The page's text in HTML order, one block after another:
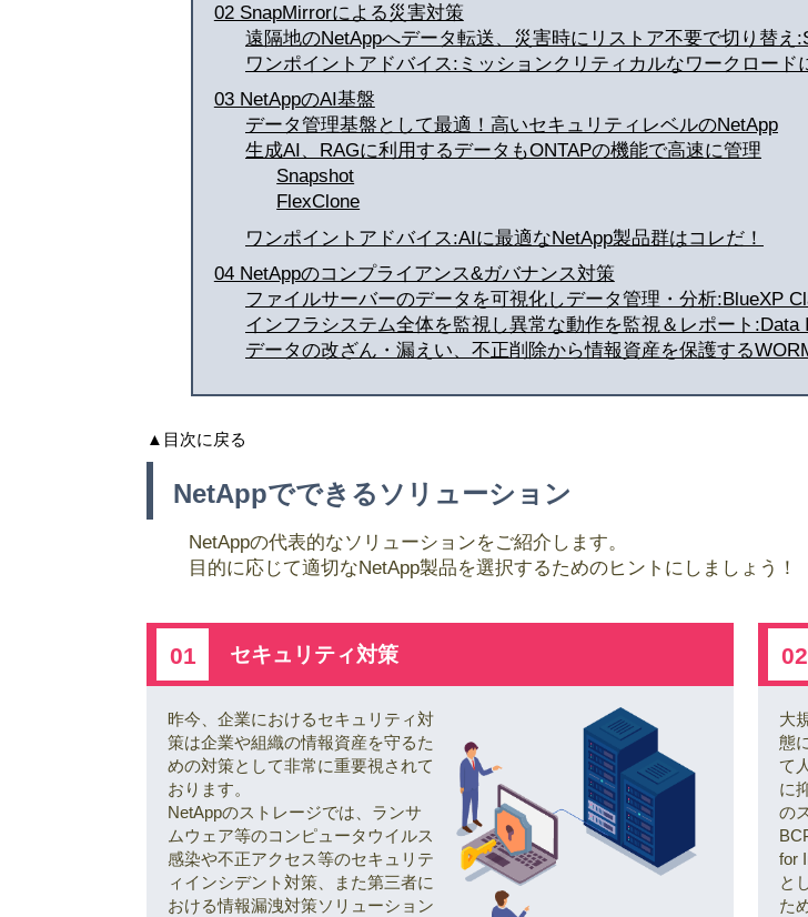
02 SnapMirrorによる災害対策
遠隔地のNetAppへデータ転送、災害時にリストア不要で切り替え
ワンポイントアドバイス:ミッションクリティカルなワークロード
03 NetAppのAI基盤
データ管理基盤として最適！高いセキュリティレベルのNetApp
生成AI、RAGに利用するデータもONTAPの機能で高速に管理
Snapshot
FlexClone
ワンポイントアドバイス:AIに最適なNetApp製品群はコレだ！
04 NetAppのコンプライアンス&ガバナンス対策
ファイルサーバーのデータを可視化しデータ管理・分析:BlueXP
インフラシステム全体を監視し異常な動作を監視＆レポート
データの改ざん・漏えい、不正削除から情報資産を保護する
▲目次に戻る
NetAppでできるソリューション
NetAppの代表的なソリューションをご紹介します。
目的に応じて適切なNetApp製品を選択するためのヒントにしましょう！
01 セキュリティ対策
昨今、企業におけるセキュリティ対
策は企業や組織の情報資産を守るた
めの対策として非常に重要視されて
おります。
NetAppのストレージでは、ランサ
ムウェア等のコンピュータウイルス
感染や不正アクセス等のセキュリテ
ィインシデント対策、また第三者に
おける情報漏洩対策ソリューション
02
大
態
て
に
の
for
と
た